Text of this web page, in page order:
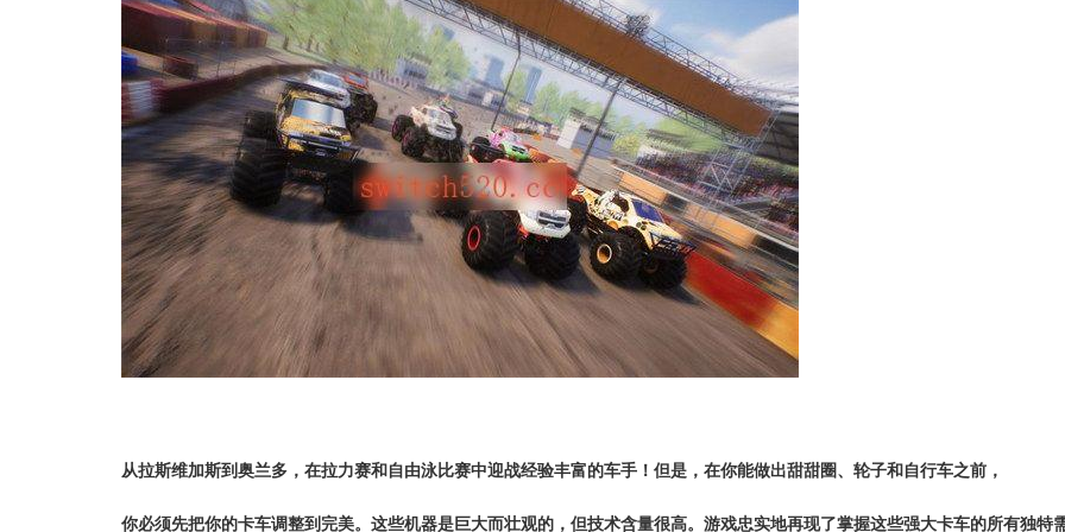
从拉斯维加斯到奥兰多，在拉力赛和自由泳比赛中迎战经验丰富的车手！但是，在你能做出甜甜圈、轮子和自行车之前，
你必须先把你的卡车调整到完美。这些机器是巨大而壮观的，但技术含量很高。游戏忠实地再现了掌握这些强大卡车的所有独特